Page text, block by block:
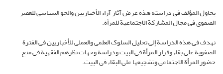
یحاول المؤلف فی دراسته هذه عرض آثار آراء الأخباریین والجو السیاسی للعصر
الصفوی فی مجال المشارکة الاجتماعیة للمرأة.
نهدف فی هذه الدراسة إلى تحلیل السلوک العلمی والعملی للأخباریین فی الفترة
الصفویة على بقاء وقرار المرأة فی البیت ودراسة وجهات نظرهم الفقهیة فی منع
حضور المرأة الاجتماعی وتشجیعها على البقاء فی البیت.